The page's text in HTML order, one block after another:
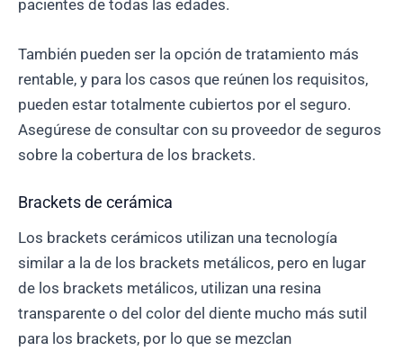
pacientes de todas las edades.
También pueden ser la opción de tratamiento más
rentable, y para los casos que reúnen los requisitos,
pueden estar totalmente cubiertos por el seguro.
Asegúrese de consultar con su proveedor de seguros
sobre la cobertura de los brackets.
Brackets de cerámica
Los brackets cerámicos utilizan una tecnología
similar a la de los brackets metálicos, pero en lugar
de los brackets metálicos, utilizan una resina
transparente o del color del diente mucho más sutil
para los brackets, por lo que se mezclan